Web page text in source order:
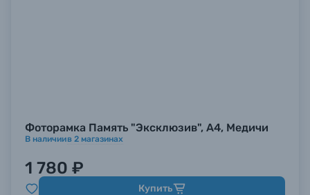
Фоторамка Память "Эксклюзив", А4, Медичи
В наличиив 2 магазинах
1 780 ₽
Купить